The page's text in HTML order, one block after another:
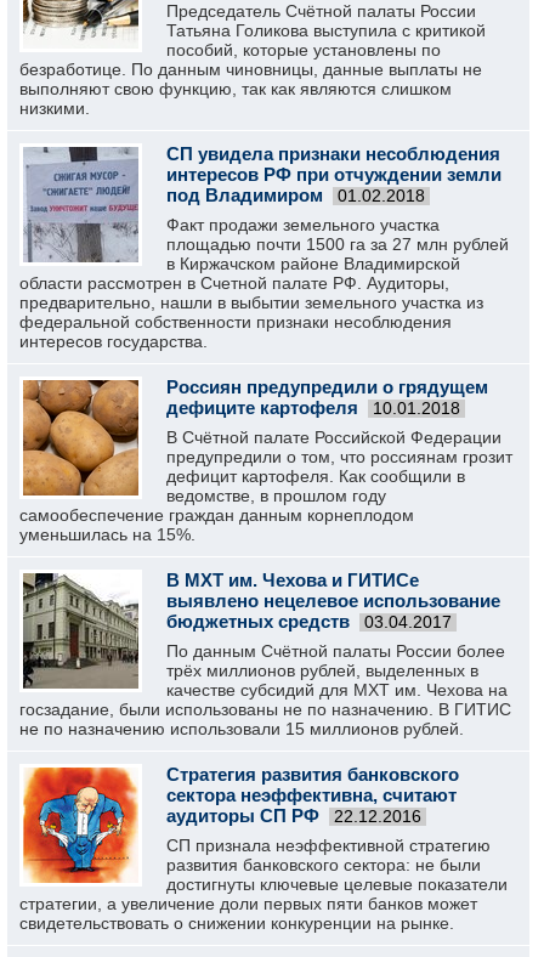
Председатель Счётной палаты России
Татьяна Голикова выступила с критикой
пособий, которые установлены по
безработице. По данным чиновницы, данные выплаты не
выполняют свою функцию, так как являются слишком
низкими.
СП увидела признаки несоблюдения
интересов РФ при отчуждении земли
под Владимиром
01.02.2018
Факт продажи земельного участка
площадью почти 1500 га за 27 млн рублей
в Киржачском районе Владимирской
области рассмотрен в Счетной палате РФ. Аудиторы,
предварительно, нашли в выбытии земельного участка из
федеральной собственности признаки несоблюдения
интересов государства.
Россиян предупредили о грядущем
дефиците картофеля
10.01.2018
В Счётной палате Российской Федерации
предупредили о том, что россиянам грозит
дефицит картофеля. Как сообщили в
ведомстве, в прошлом году
самообеспечение граждан данным корнеплодом
уменьшилась на 15%.
В МХТ им. Чехова и ГИТИСе
выявлено нецелевое использование
бюджетных средств
03.04.2017
По данным Счётной палаты России более
трёх миллионов рублей, выделенных в
качестве субсидий для МХТ им. Чехова на
госзадание, были использованы не по назначению. В ГИТИС
не по назначению использовали 15 миллионов рублей.
Стратегия развития банковского
сектора неэффективна, считают
аудиторы СП РФ
22.12.2016
СП признала неэффективной стратегию
развития банковского сектора: не были
достигнуты ключевые целевые показатели
стратегии, а увеличение доли первых пяти банков может
свидетельствовать о снижении конкуренции на рынке.